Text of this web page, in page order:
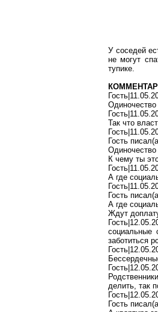
У соседей
не могут
тупике.
Так что
Гость писал(a
К чему ты
А где
Гость писал(a
А где
Ждут
социальные
заботиться
Родственники
делить, так
Гость писал(a